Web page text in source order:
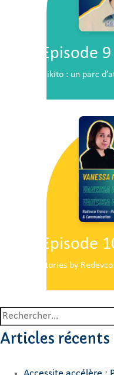
Episode 9
Nikito : un parc
Episode
Stories by
Rechercher :
Articles récents